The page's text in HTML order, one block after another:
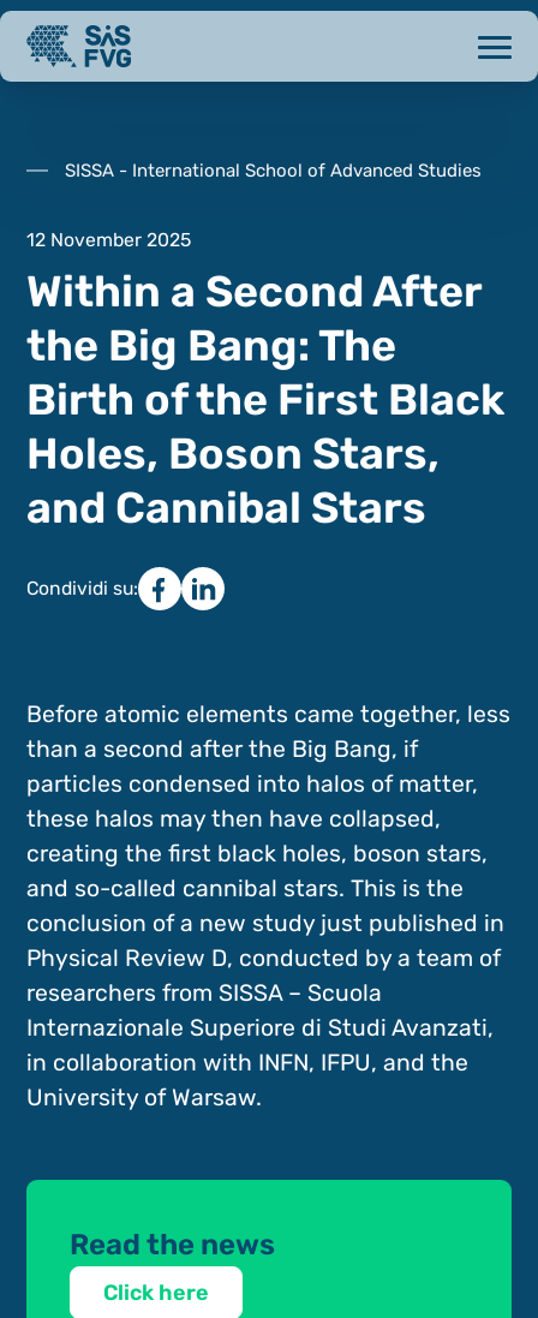
SISSA - International School of Advanced Studies
12 November 2025
Within a Second After
the Big Bang: The
Birth of the First Black
Holes, Boson Stars,
and Cannibal Stars
Condividi su:
Before atomic elements came together, less
than a second after the Big Bang, if
particles condensed into halos of matter,
these halos may then have collapsed,
creating the first black holes, boson stars,
and so-called cannibal stars. This is the
conclusion of a new study just published in
Physical Review D, conducted by a team of
researchers from SISSA – Scuola
Internazionale Superiore di Studi Avanzati,
in collaboration with INFN, IFPU, and the
University of Warsaw.
Read the news
Click here